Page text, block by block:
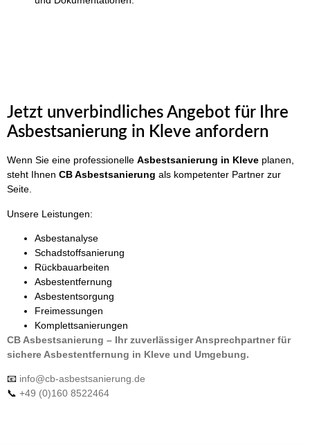
Jetzt unverbindliches Angebot für Ihre
Asbestsanierung in Kleve anfordern
Wenn Sie eine professionelle Asbestsanierung in Kleve planen,
steht Ihnen CB Asbestsanierung als kompetenter Partner zur
Seite.
Unsere Leistungen:
Asbestanalyse
Schadstoffsanierung
Rückbauarbeiten
Asbestentfernung
Asbestentsorgung
Freimessungen
Komplettsanierungen
CB Asbestsanierung – Ihr zuverlässiger Ansprechpartner für
sichere Asbestentfernung in Kleve und Umgebung.
📧 info@cb-asbestsanierung.de
📞 +49 (0)160 8522464